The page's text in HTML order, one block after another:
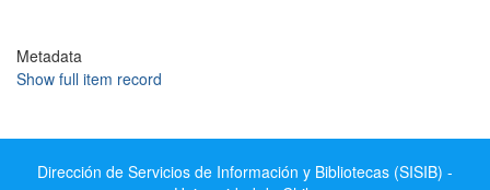
Metadata
Show full item record
Dirección de Servicios de Información y Bibliotecas (SISIB) -